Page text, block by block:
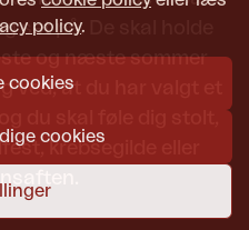
policy.
cookies
cookies
set på. De skal holde
og næste sommer
ved, at du har valgt et
krebsegilde eller